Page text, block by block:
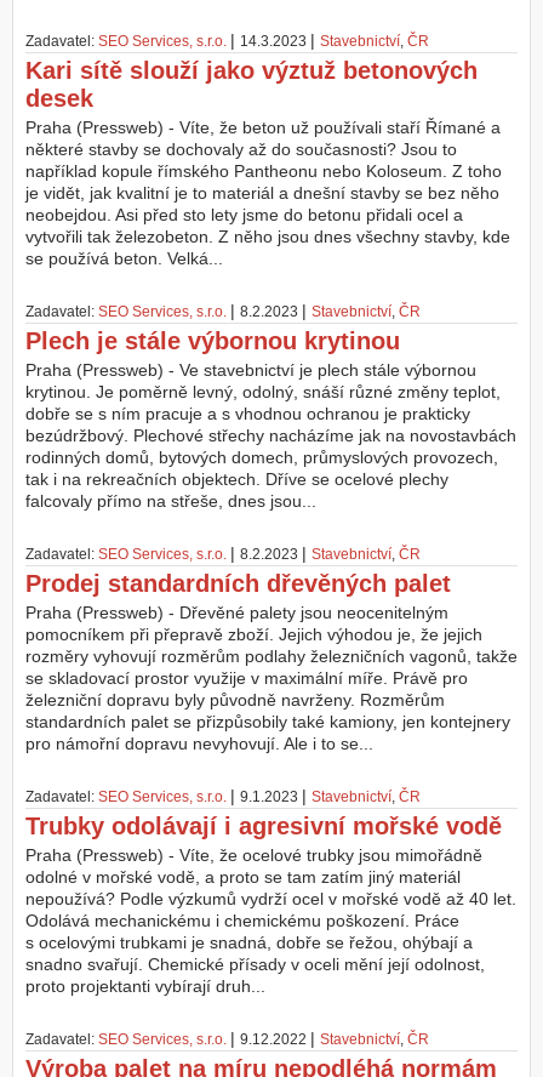
Zadavatel: SEO Services, s.r.o. | 14.3.2023 | Stavebnictví, ČR
Kari sítě slouží jako výztuž betonových
desek
Praha (Pressweb) - Víte, že beton už používali staří Římané a
některé stavby se dochovaly až do současnosti? Jsou to
například kopule římského Pantheonu nebo Koloseum. Z toho
je vidět, jak kvalitní je to materiál a dnešní stavby se bez něho
neobejdou. Asi před sto lety jsme do betonu přidali ocel a
vytvořili tak železobeton. Z něho jsou dnes všechny stavby, kde
se používá beton. Velká...
Zadavatel: SEO Services, s.r.o. | 8.2.2023 | Stavebnictví, ČR
Plech je stále výbornou krytinou
Praha (Pressweb) - Ve stavebnictví je plech stále výbornou
krytinou. Je poměrně levný, odolný, snáší různé změny teplot,
dobře se s ním pracuje a s vhodnou ochranou je prakticky
bezúdržbový. Plechové střechy nacházíme jak na novostavbách
rodinných domů, bytových domech, průmyslových provozech,
tak i na rekreačních objektech. Dříve se ocelové plechy
falcovaly přímo na střeše, dnes jsou...
Zadavatel: SEO Services, s.r.o. | 8.2.2023 | Stavebnictví, ČR
Prodej standardních dřevěných palet
Praha (Pressweb) - Dřevěné palety jsou neocenitelným
pomocníkem při přepravě zboží. Jejich výhodou je, že jejich
rozměry vyhovují rozměrům podlahy železničních vagonů, takže
se skladovací prostor využije v maximální míře. Právě pro
železniční dopravu byly původně navrženy. Rozměrům
standardních palet se přizpůsobily také kamiony, jen kontejnery
pro námořní dopravu nevyhovují. Ale i to se...
Zadavatel: SEO Services, s.r.o. | 9.1.2023 | Stavebnictví, ČR
Trubky odolávají i agresivní mořské vodě
Praha (Pressweb) - Víte, že ocelové trubky jsou mimořádně
odolné v mořské vodě, a proto se tam zatím jiný materiál
nepoužívá? Podle výzkumů vydrží ocel v mořské vodě až 40 let.
Odolává mechanickému i chemickému poškození. Práce
s ocelovými trubkami je snadná, dobře se řežou, ohýbají a
snadno svařují. Chemické přísady v oceli mění její odolnost,
proto projektanti vybírají druh...
Zadavatel: SEO Services, s.r.o. | 9.12.2022 | Stavebnictví, ČR
Výroba palet na míru nepodléhá normám